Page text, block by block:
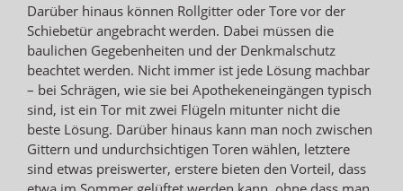
Darüber hinaus können Rollgitter oder Tore vor der
Schiebetür angebracht werden. Dabei müssen die
baulichen Gegebenheiten und der Denkmalschutz
beachtet werden. Nicht immer ist jede Lösung machbar
– bei Schrägen, wie sie bei Apothekeneingängen typisch
sind, ist ein Tor mit zwei Flügeln mitunter nicht die
beste Lösung. Darüber hinaus kann man noch zwischen
Gittern und undurchsichtigen Toren wählen, letztere
sind etwas preiswerter, erstere bieten den Vorteil, dass